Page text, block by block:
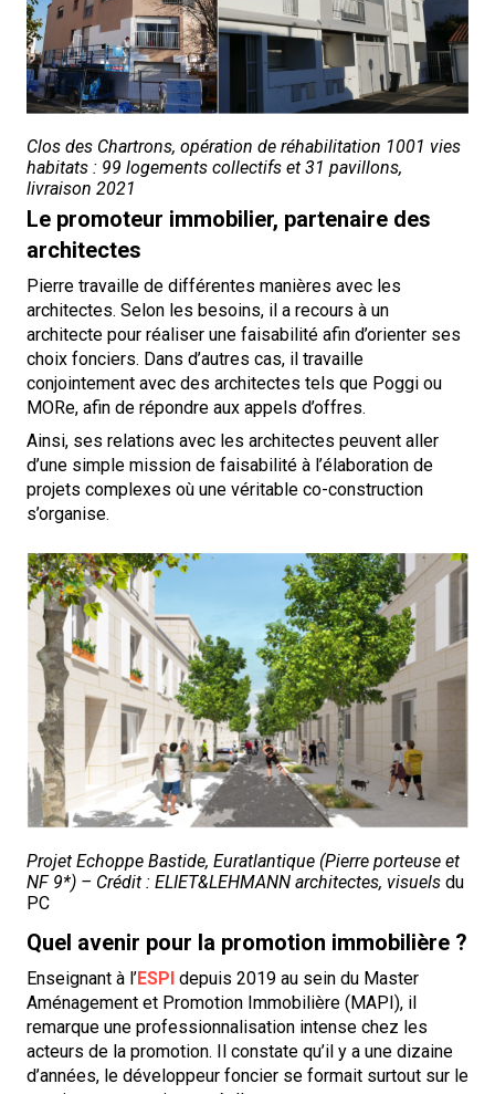
Clos des Chartrons, opération de réhabilitation 1001 vies
habitats : 99 logements collectifs et 31 pavillons,
livraison 2021
Le promoteur immobilier, partenaire des
architectes
Pierre travaille de différentes manières avec les
architectes. Selon les besoins, il a recours à un
architecte pour réaliser une faisabilité afin d’orienter ses
choix fonciers. Dans d’autres cas, il travaille
conjointement avec des architectes tels que Poggi ou
MORe, afin de répondre aux appels d’offres.
Ainsi, ses relations avec les architectes peuvent aller
d’une simple mission de faisabilité à l’élaboration de
projets complexes où une véritable co-construction
s’organise.
Projet Echoppe Bastide, Euratlantique (Pierre porteuse et
NF 9*) – Crédit : ELIET&LEHMANN architectes, visuels du
PC
Quel avenir pour la promotion immobilière ?
Enseignant à l’ESPI depuis 2019 au sein du Master
Aménagement et Promotion Immobilière (MAPI), il
remarque une professionnalisation intense chez les
acteurs de la promotion. Il constate qu’il y a une dizaine
d’années, le développeur foncier se formait surtout sur le